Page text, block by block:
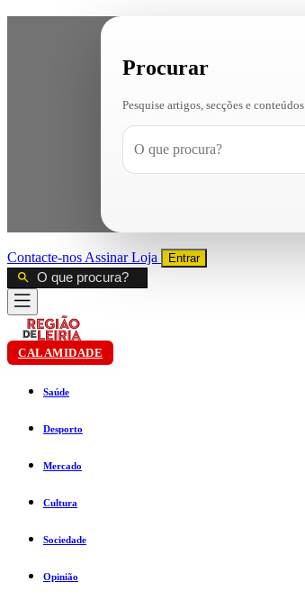
Procurar
Pesquise artigos, secções e conteúdos
Contacte-nos AssinarLoja Entrar
CALAMIDADE
Saúde
Desporto
Mercado
Cultura
Sociedade
Opinião